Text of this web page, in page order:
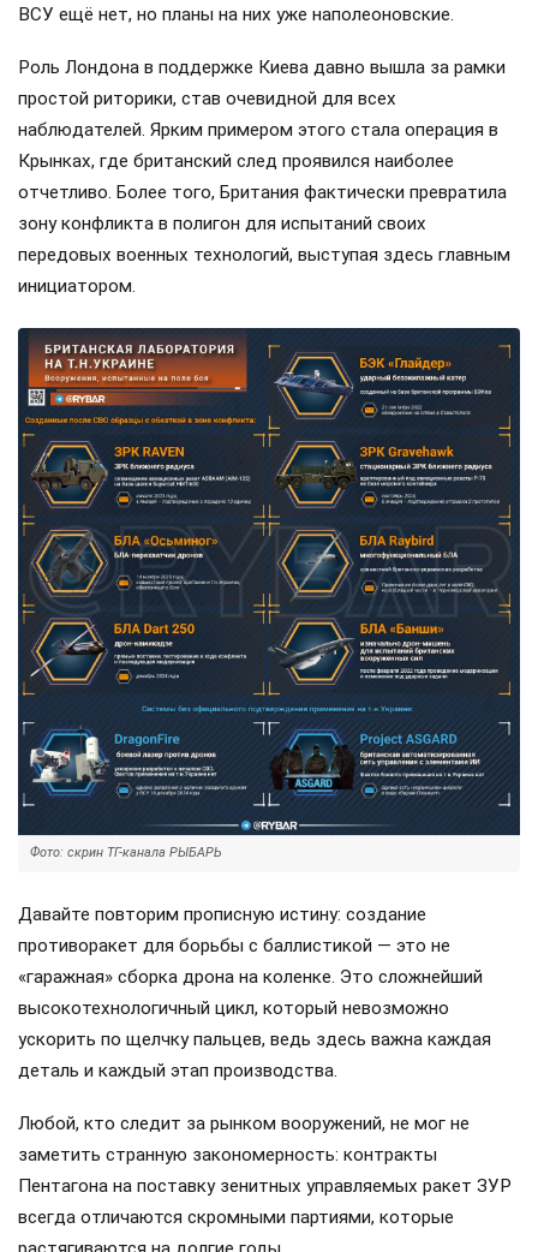
ВСУ ещё нет, но планы на них уже наполеоновские.
Роль Лондона в поддержке Киева давно вышла за рамки
простой риторики, став очевидной для всех
наблюдателей. Ярким примером этого стала операция в
Крынках, где британский след проявился наиболее
отчетливо. Более того, Британия фактически превратила
зону конфликта в полигон для испытаний своих
передовых военных технологий, выступая здесь главным
инициатором.
Фото: скрин ТГ-канала РЫБАРЬ
Давайте повторим прописную истину: создание
противоракет для борьбы с баллистикой — это не
«гаражная» сборка дрона на коленке. Это сложнейший
высокотехнологичный цикл, который невозможно
ускорить по щелчку пальцев, ведь здесь важна каждая
деталь и каждый этап производства.
Любой, кто следит за рынком вооружений, не мог не
заметить странную закономерность: контракты
Пентагона на поставку зенитных управляемых ракет ЗУР
всегда отличаются скромными партиями, которые